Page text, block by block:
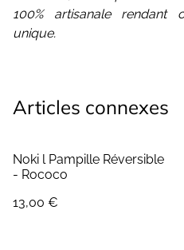
100% artisanale rendant
unique.
Articles connexes
Noki l Pampille Réversible
- Rococo
13,00 €